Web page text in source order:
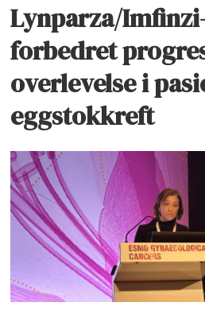
Lynparza/
forbedret
overlevelse i
eggstokkreft